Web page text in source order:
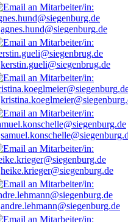
agnes.hund@siegenburg.de
kerstin.gueli@siegenbrug.de
heike.krieger@siegenburg.de
andre.lehmann@siegenburg.de